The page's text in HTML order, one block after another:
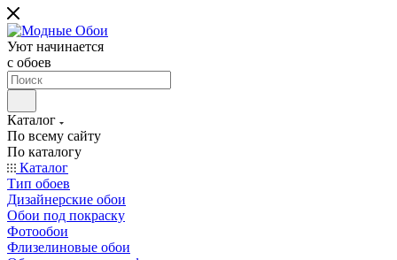
Уют начинается
c обоев
Каталог
По всему сайту
По каталогу
Каталог
Тип обоев
Дизайнерские обои
Обои под покраску
Фотообои
Флизелиновые обои